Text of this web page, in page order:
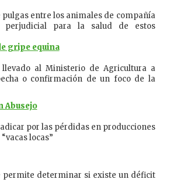
entre los animales de compañía
perjudicial para la salud de estos
gripe equina
al Ministerio de Agricultura a
o confirmación de un foco de la
Abusejo
por las pérdidas en producciones
locas”
permite determinar si existe un déficit